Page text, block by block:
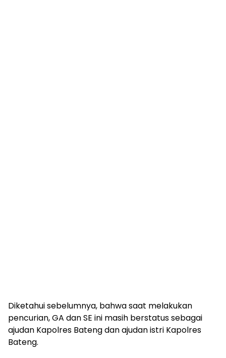
Diketahui sebelumnya, bahwa saat melakukan
pencurian, GA dan SE ini masih berstatus sebagai
ajudan Kapolres Bateng dan ajudan istri Kapolres
Bateng.